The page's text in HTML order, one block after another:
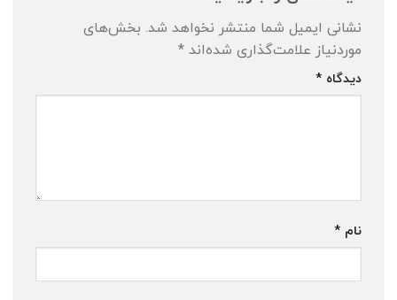
نشانی ایمیل شما منتشر نخواهد شد. بخش‌های
موردنیاز علامت‌گذاری شده‌اند *
دیدگاه *
نام *